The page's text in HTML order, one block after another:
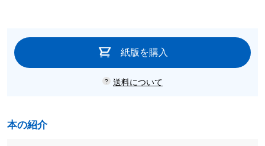
紙版を購入
送料について
本の紹介